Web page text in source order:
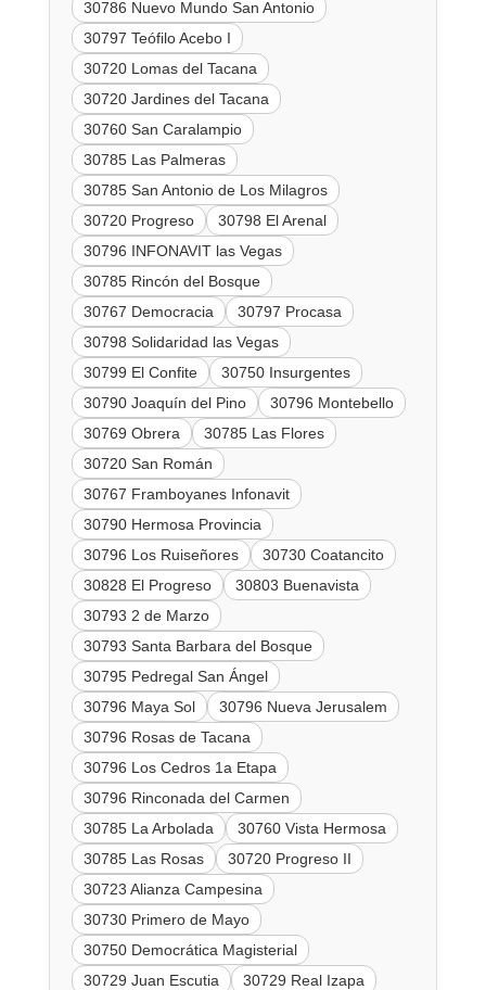
30786 Nuevo Mundo San Antonio
30797 Teófilo Acebo I
30720 Lomas del Tacana
30720 Jardines del Tacana
30760 San Caralampio
30785 Las Palmeras
30785 San Antonio de Los Milagros
30720 Progreso
30798 El Arenal
30796 INFONAVIT las Vegas
30785 Rincón del Bosque
30767 Democracia
30797 Procasa
30798 Solidaridad las Vegas
30799 El Confite
30750 Insurgentes
30790 Joaquín del Pino
30796 Montebello
30769 Obrera
30785 Las Flores
30720 San Román
30767 Framboyanes Infonavit
30790 Hermosa Provincia
30796 Los Ruiseñores
30730 Coatancito
30828 El Progreso
30803 Buenavista
30793 2 de Marzo
30793 Santa Barbara del Bosque
30795 Pedregal San Ángel
30796 Maya Sol
30796 Nueva Jerusalem
30796 Rosas de Tacana
30796 Los Cedros 1a Etapa
30796 Rinconada del Carmen
30785 La Arbolada
30760 Vista Hermosa
30785 Las Rosas
30720 Progreso II
30723 Alianza Campesina
30730 Primero de Mayo
30750 Democrática Magisterial
30729 Juan Escutia
30729 Real Izapa